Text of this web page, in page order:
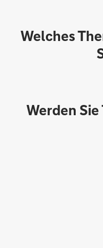
Welches
Werden Sie